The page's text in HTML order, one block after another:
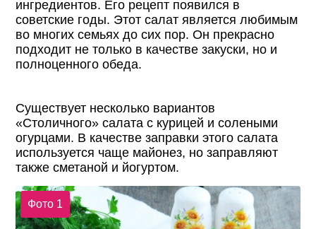
ингредиентов. Его рецепт появился в
советские годы. Этот салат является любимым
во многих семьях до сих пор. Он прекрасно
подходит не только в качестве закуски, но и
полноценного обеда.
Существует несколько вариантов
«Столичного» салата с курицей и солеными
огурцами. В качестве заправки этого салата
используется чаще майонез, но заправляют
также сметаной и йогуртом.
Фото 1